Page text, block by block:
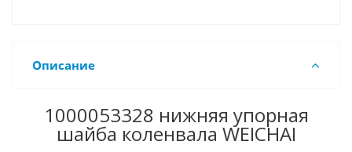
Описание
1000053328 нижняя упорная
шайба коленвала WEICHAI